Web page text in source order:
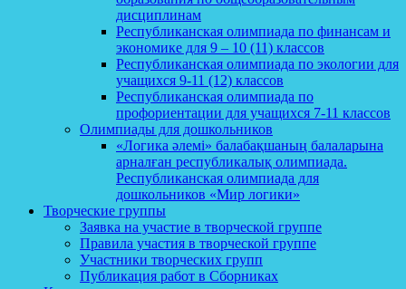
дисциплинам
Республиканская олимпиада по финансам и
экономике для 9 – 10 (11) классов
Республиканская олимпиада по экологии для
учащихся 9-11 (12) классов
Республиканская олимпиада по
профориентации для учащихся 7-11 классов
Олимпиады для дошкольников
«Логика әлемі» балабақшаның балаларына
арналған республикалық олимпиада.
Республиканская олимпиада для
дошкольников «Мир логики»
Творческие группы
Заявка на участие в творческой группе
Правила участия в творческой группе
Участники творческих групп
Публикация работ в Сборниках